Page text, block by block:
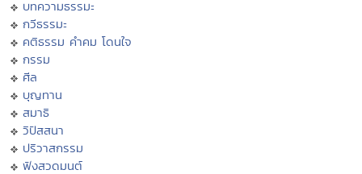
บทความธรรมะ
กวีธรรมะ
คติธรรม คำคม โดนใจ
กรรม
ศีล
บุญทาน
สมาธิ
วิปัสสนา
ปริวาสกรรม
ฟังสวดมนต์